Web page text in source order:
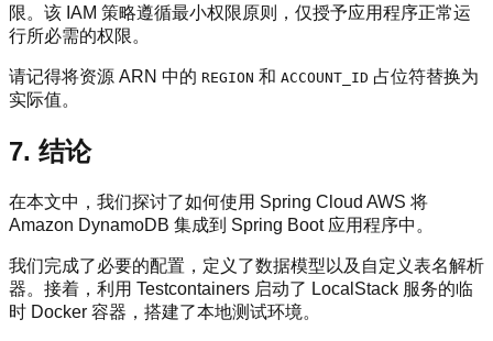
限。该 IAM 策略遵循最小权限原则，仅授予应用程序正常运
行所必需的权限。
请记得将资源 ARN 中的 REGION 和 ACCOUNT_ID 占位符替换为
实际值。
7. 结论
在本文中，我们探讨了如何使用 Spring Cloud AWS 将
Amazon DynamoDB 集成到 Spring Boot 应用程序中。
我们完成了必要的配置，定义了数据模型以及自定义表名解析
器。接着，利用 Testcontainers 启动了 LocalStack 服务的临
时 Docker 容器，搭建了本地测试环境。